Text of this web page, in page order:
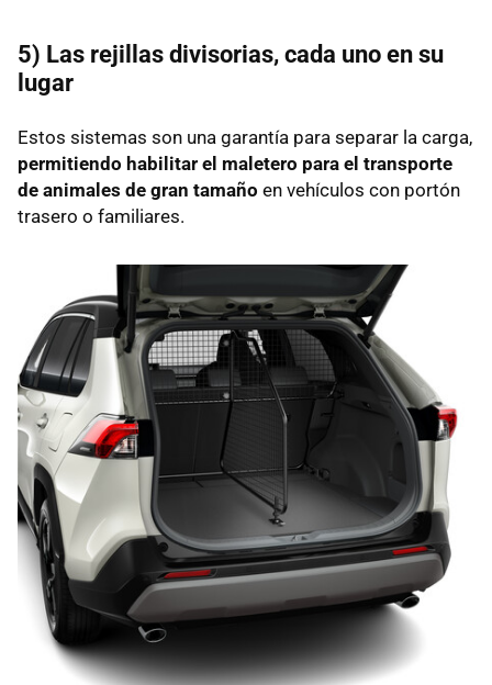
5) Las rejillas divisorias, cada uno en su
lugar
Estos sistemas son una garantía para separar la carga,
permitiendo habilitar el maletero para el transporte
de animales de gran tamaño en vehículos con portón
trasero o familiares.